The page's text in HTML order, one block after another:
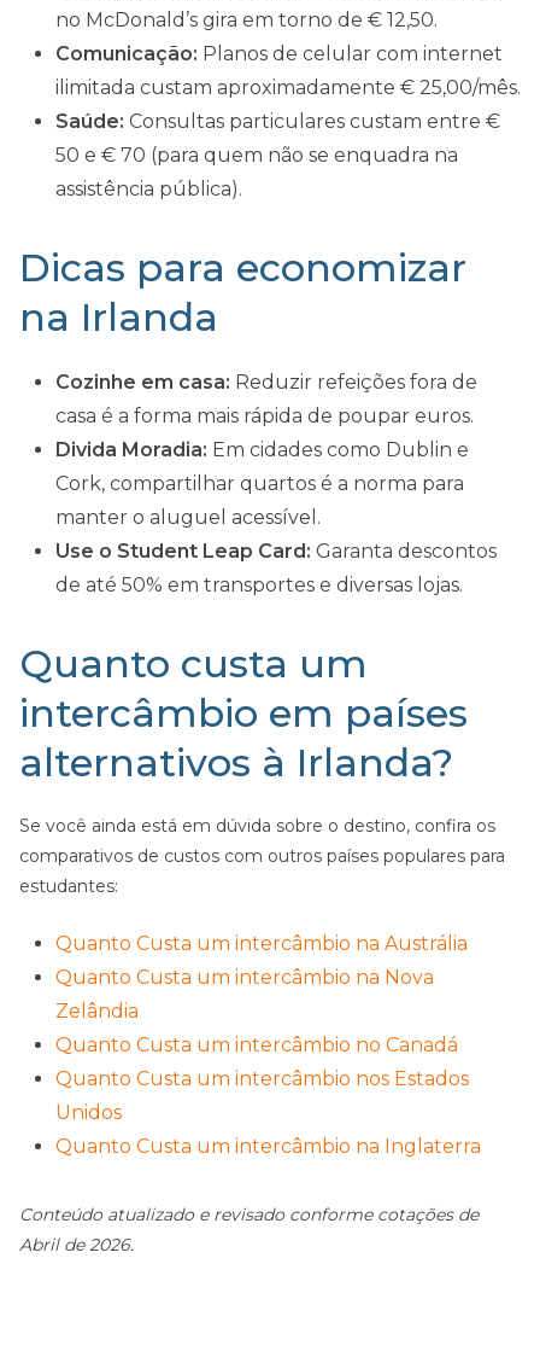
no McDonald’s gira em torno de € 12,50.
Comunicação: Planos de celular com internet
ilimitada custam aproximadamente € 25,00/mês.
Saúde: Consultas particulares custam entre €
50 e € 70 (para quem não se enquadra na
assistência pública).
Dicas para economizar
na Irlanda
Cozinhe em casa: Reduzir refeições fora de
casa é a forma mais rápida de poupar euros.
Divida Moradia: Em cidades como Dublin e
Cork, compartilhar quartos é a norma para
manter o aluguel acessível.
Use o Student Leap Card: Garanta descontos
de até 50% em transportes e diversas lojas.
Quanto custa um
intercâmbio em países
alternativos à Irlanda?
Se você ainda está em dúvida sobre o destino, confira os
comparativos de custos com outros países populares para
estudantes:
Quanto Custa um intercâmbio na Austrália
Quanto Custa um intercâmbio na Nova
Zelândia
Quanto Custa um intercâmbio no Canadá
Quanto Custa um intercâmbio nos Estados
Unidos
Quanto Custa um intercâmbio na Inglaterra
Conteúdo atualizado e revisado conforme cotações de
Abril de 2026.